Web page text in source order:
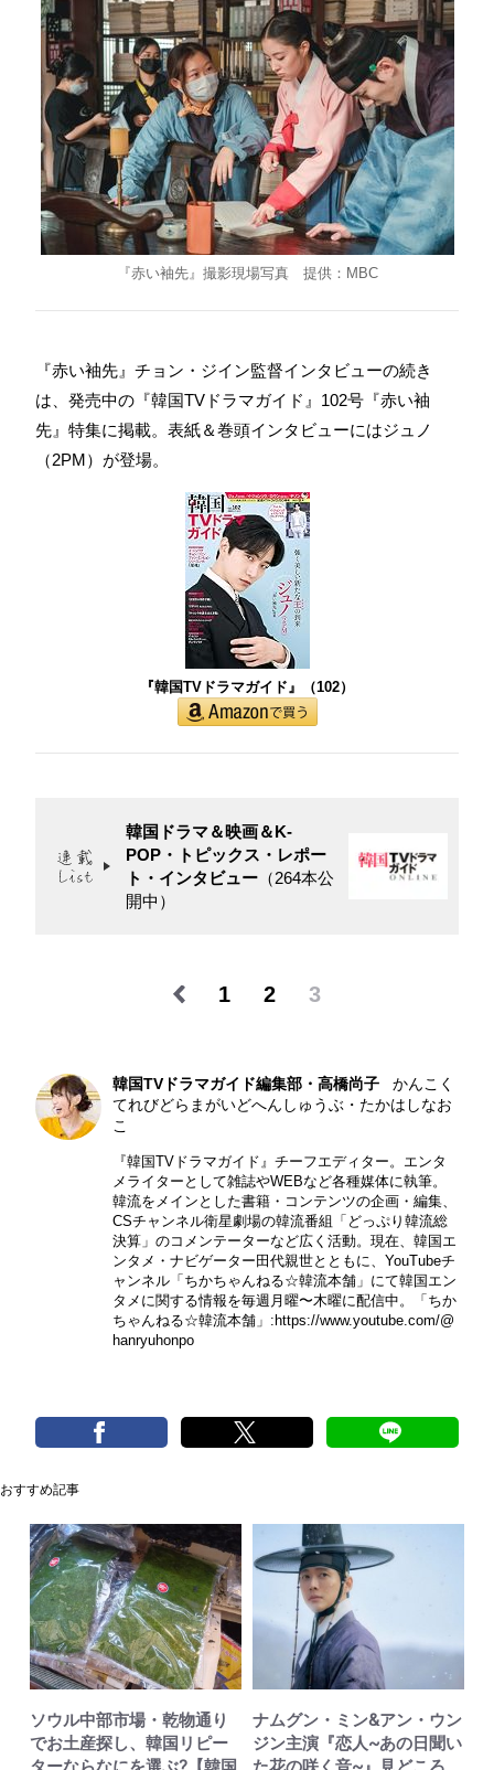
『赤い袖先』撮影現場写真 提供：MBC
『赤い袖先』チョン・ジイン監督インタビューの続き
は、発売中の『韓国TVドラマガイド』102号『赤い袖
先』特集に掲載。表紙＆巻頭インタビューにはジュノ
（2PM）が登場。
『韓国TVドラマガイド』（102）
韓国ドラマ＆映画＆K-
POP・トピックス・レポー
ト・インタビュー （264本公
開中）
1 2 3
韓国TVドラマガイド編集部・高橋尚子
かんこく
てれびどらまがいどへんしゅうぶ・たかはしなお
こ
『韓国TVドラマガイド』チーフエディター。エンタ
メライターとして雑誌やWEBなど各種媒体に執筆。
韓流をメインとした書籍・コンテンツの企画・編集、
CSチャンネル衛星劇場の韓流番組「どっぷり韓流総
決算」のコメンテーターなど広く活動。現在、韓国エ
ンタメ・ナビゲーター田代親世とともに、YouTubeチ
ャンネル「ちかちゃんねる☆韓流本舗」にて韓国エン
タメに関する情報を毎週月曜〜木曜に配信中。「ちか
ちゃんねる☆韓流本舗」: https://www.youtube.com/@
hanryuhonpo
おすすめ記事
ソウル中部市場・乾物通り
でお土産探し、韓国リピー
ナムグン・ミン&アン・ウン
ジン主演『恋人~あの日聞い